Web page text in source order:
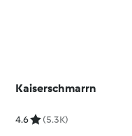
Kaiserschmarrn
4.6 (5.3K)